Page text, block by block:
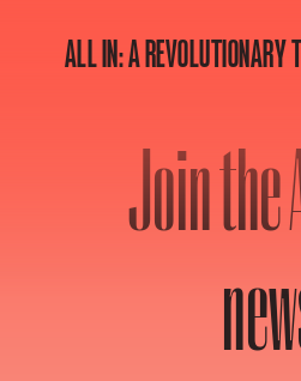
ALL IN: A REVOLUTIONARY
Join the